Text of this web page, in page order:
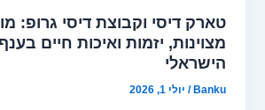
טארק דיסי וקבוצת דיסי גרופ:
מצוינות, יזמות ואיכות חיים
הישראלי
Banku
/ יולי 1, 2026